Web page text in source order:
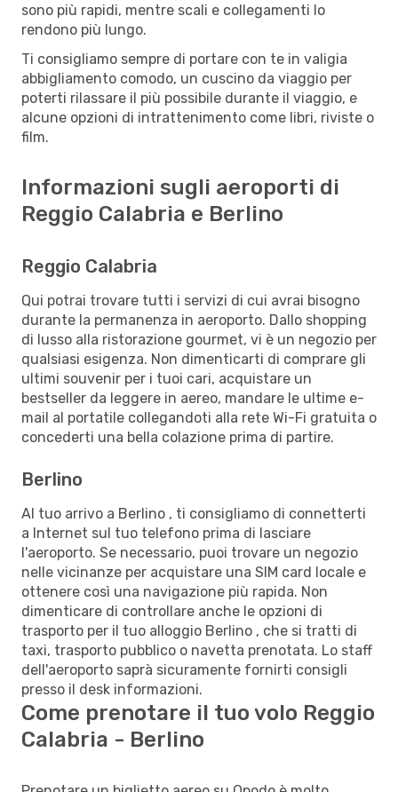
sono più rapidi, mentre scali e collegamenti lo
rendono più lungo.
Ti consigliamo sempre di portare con te in valigia
abbigliamento comodo, un cuscino da viaggio per
poterti rilassare il più possibile durante il viaggio, e
alcune opzioni di intrattenimento come libri, riviste o
film.
Informazioni sugli aeroporti di
Reggio Calabria e Berlino
Reggio Calabria
Qui potrai trovare tutti i servizi di cui avrai bisogno
durante la permanenza in aeroporto. Dallo shopping
di lusso alla ristorazione gourmet, vi è un negozio per
qualsiasi esigenza. Non dimenticarti di comprare gli
ultimi souvenir per i tuoi cari, acquistare un
bestseller da leggere in aereo, mandare le ultime e-
mail al portatile collegandoti alla rete Wi-Fi gratuita o
concederti una bella colazione prima di partire.
Berlino
Al tuo arrivo a Berlino , ti consigliamo di connetterti
a Internet sul tuo telefono prima di lasciare
l'aeroporto. Se necessario, puoi trovare un negozio
nelle vicinanze per acquistare una SIM card locale e
ottenere così una navigazione più rapida. Non
dimenticare di controllare anche le opzioni di
trasporto per il tuo alloggio Berlino , che si tratti di
taxi, trasporto pubblico o navetta prenotata. Lo staff
dell'aeroporto saprà sicuramente fornirti consigli
presso il desk informazioni.
Come prenotare il tuo volo Reggio
Calabria - Berlino